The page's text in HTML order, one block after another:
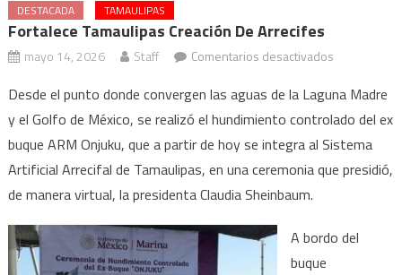
DESTACADA TAMAULIPAS
Fortalece Tamaulipas Creación De Arrecifes
mayo 14, 2026 Staff Comentarios desactivadosen
Tamaulipas
creación
de
arrecifes
Desde el punto donde convergen las aguas de la Laguna Madre
y el Golfo de México, se realizó el hundimiento controlado del ex
buque ARM Onjuku, que a partir de hoy se integra al Sistema
Artificial Arrecifal de Tamaulipas, en una ceremonia que presidió,
de manera virtual, la presidenta Claudia Sheinbaum.
A bordo del
buque